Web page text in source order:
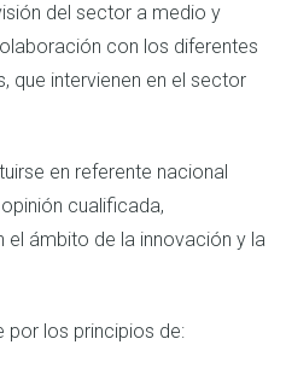
del sector a medio y
con los diferentes
que intervienen en el sector
en referente nacional
cualificada,
el ámbito de la innovación y la
por los principios de: